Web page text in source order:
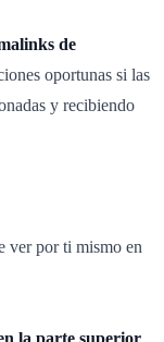
de
oportunas si las
y recibiendo
ver por ti mismo en
la parte superior